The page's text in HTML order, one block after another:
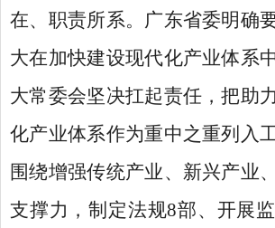
在、职责所系。广东省委明确
大在加快建设现代化产业体系
大常委会坚决扛起责任，把助
化产业体系作为重中之重列入
围绕增强传统产业、新兴产业
支撑力，制定法规8部、开展